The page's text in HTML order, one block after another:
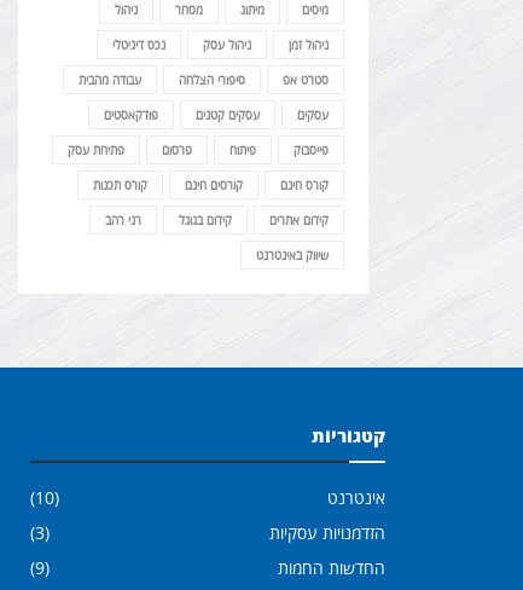
מיסים מיתוג מסחר ניהול
ניהול זמן ניהול עסק נכס דיגיטלי
סטרט אפ סיפורי הצלחה עבודה מהבית
עסקים עסקים קטנים פודקאסטים
פייסבוק פיתוח פרסום פתיחת עסק
קורס חינם קורסים חינם קורס תכנות
קידום אתרים קידום בגוגל רני רהב
שיווק באינטרנט
קטגוריות
אינטרנט
(10)
הזדמנויות עסקיות
(3)
החדשות החמות
(9)